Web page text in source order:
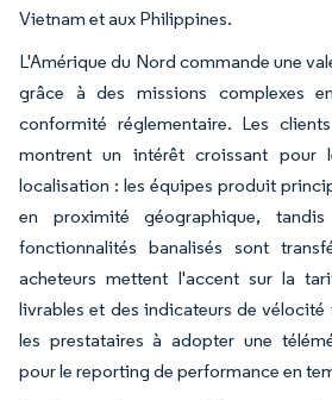
Vietnam et aux Philippines.
L'Amérique du Nord commande une
grâce à des missions complexes
conformité réglementaire. Les
montrent un intérêt croissant pour
localisation : les équipes produit
en proximité géographique,
fonctionnalités banalisés sont
acheteurs mettent l'accent sur la
livrables et des indicateurs de
les prestataires à adopter une
pour le reporting de performance en